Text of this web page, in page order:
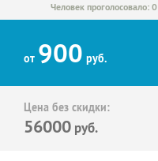
Человек проголосовало: 0
от 900 руб.
Цена без скидки:
56000 руб.